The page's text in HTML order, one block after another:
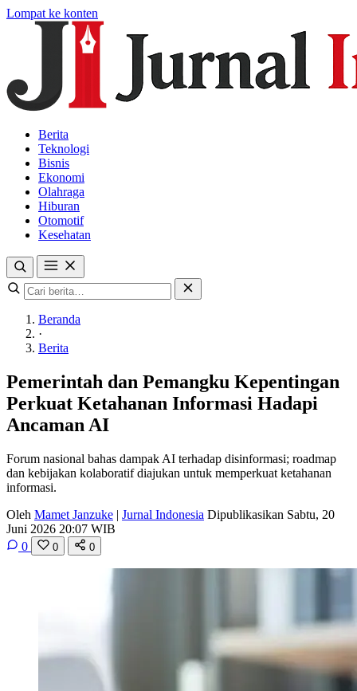
Lompat ke konten
Berita
Teknologi
Bisnis
Ekonomi
Olahraga
Hiburan
Otomotif
Kesehatan
Beranda
·
Berita
Pemerintah dan Pemangku Kepentingan
Perkuat Ketahanan Informasi Hadapi
Ancaman AI
Forum nasional bahas dampak AI terhadap disinformasi; roadmap
dan kebijakan kolaboratif diajukan untuk memperkuat ketahanan
informasi.
Oleh Mamet Janzuke | Jurnal Indonesia Dipublikasikan Sabtu, 20
Juni 2026 20:07 WIB
0
0 0